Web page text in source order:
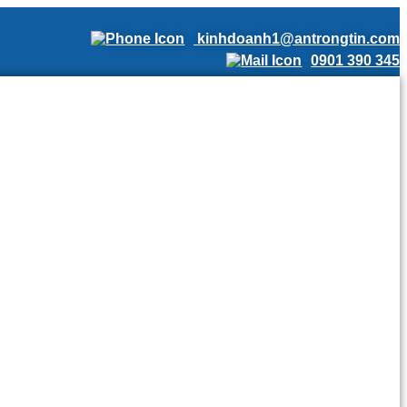
kinhdoanh1@antrongtin.com
0901 390 345